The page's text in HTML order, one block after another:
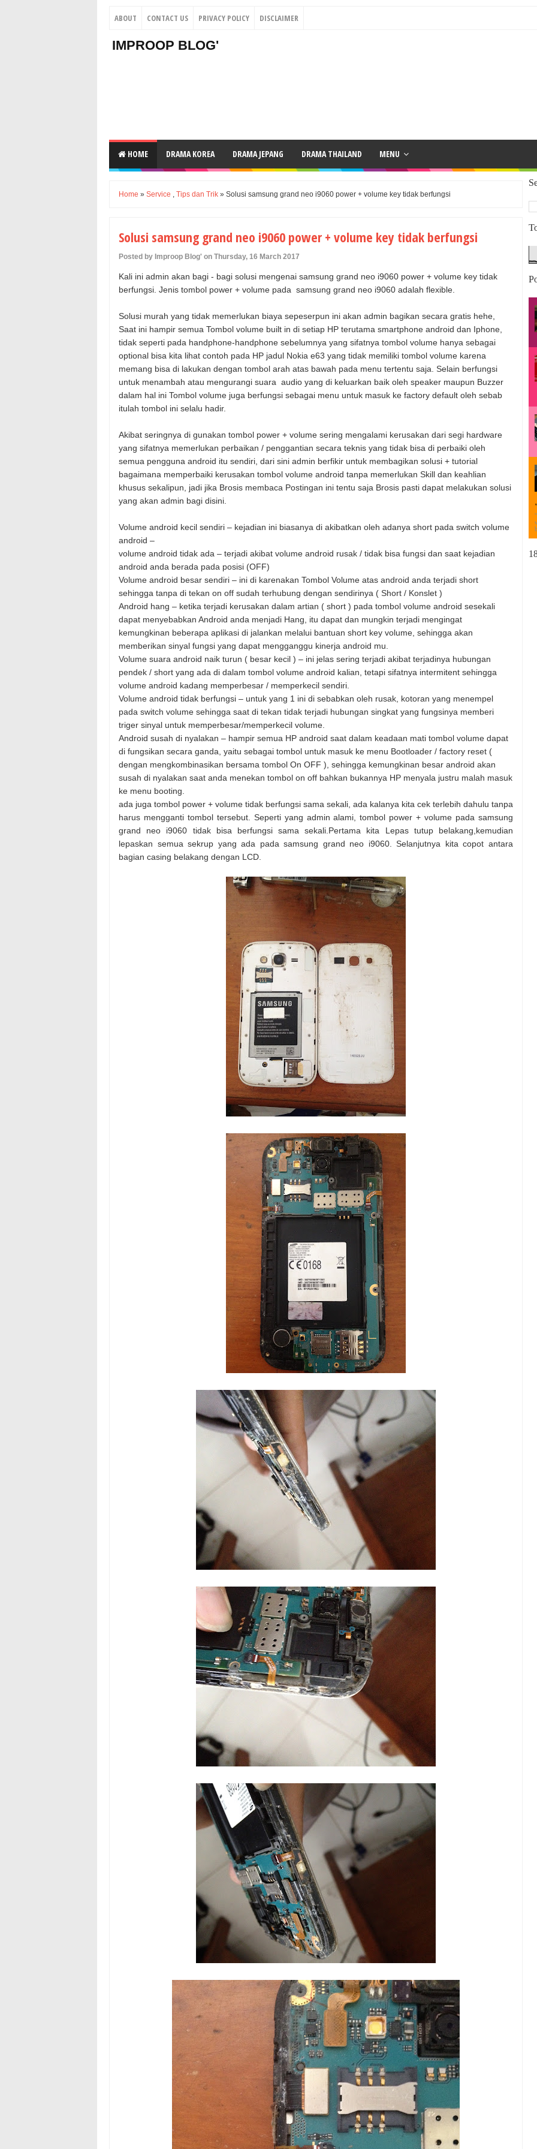
ABOUT CONTACT US PRIVACY POLICY DISCLAIMER
IMPROOP BLOG'
HOME DRAMA KOREA DRAMA JEPANG DRAMA THAILAND MENU
Home » Service , Tips dan Trik » Solusi samsung grand neo i9060 power + volume key tidak berfungsi
Solusi samsung grand neo i9060 power + volume key tidak berfungsi
Posted by Improop Blog' on Thursday, 16 March 2017
Kali ini admin akan bagi - bagi solusi mengenai samsung grand neo i9060 power + volume key tidak
berfungsi. Jenis tombol power + volume pada samsung grand neo i9060 adalah flexible.
Solusi murah yang tidak memerlukan biaya sepeserpun ini akan admin bagikan secara gratis hehe,
Saat ini hampir semua Tombol volume built in di setiap HP terutama smartphone android dan Iphone,
tidak seperti pada handphone-handphone sebelumnya yang sifatnya tombol volume hanya sebagai
optional bisa kita lihat contoh pada HP jadul Nokia e63 yang tidak memiliki tombol volume karena
memang bisa di lakukan dengan tombol arah atas bawah pada menu tertentu saja. Selain berfungsi
untuk menambah atau mengurangi suara audio yang di keluarkan baik oleh speaker maupun Buzzer
dalam hal ini Tombol volume juga berfungsi sebagai menu untuk masuk ke factory default oleh sebab
itulah tombol ini selalu hadir.
Akibat seringnya di gunakan tombol power + volume sering mengalami kerusakan dari segi hardware
yang sifatnya memerlukan perbaikan / penggantian secara teknis yang tidak bisa di perbaiki oleh
semua pengguna android itu sendiri, dari sini admin berfikir untuk membagikan solusi + tutorial
bagaimana memperbaiki kerusakan tombol volume android tanpa memerlukan Skill dan keahlian
khusus sekalipun, jadi jika Brosis membaca Postingan ini tentu saja Brosis pasti dapat melakukan solusi
yang akan admin bagi disini.
Volume android kecil sendiri – kejadian ini biasanya di akibatkan oleh adanya short pada switch volume
android –
volume android tidak ada – terjadi akibat volume android rusak / tidak bisa fungsi dan saat kejadian
android anda berada pada posisi (OFF)
Volume android besar sendiri – ini di karenakan Tombol Volume atas android anda terjadi short
sehingga tanpa di tekan on off sudah terhubung dengan sendirinya ( Short / Konslet )
Android hang – ketika terjadi kerusakan dalam artian ( short ) pada tombol volume android sesekali
dapat menyebabkan Android anda menjadi Hang, itu dapat dan mungkin terjadi mengingat
kemungkinan beberapa aplikasi di jalankan melalui bantuan short key volume, sehingga akan
memberikan sinyal fungsi yang dapat mengganggu kinerja android mu.
Volume suara android naik turun ( besar kecil ) – ini jelas sering terjadi akibat terjadinya hubungan
pendek / short yang ada di dalam tombol volume android kalian, tetapi sifatnya intermitent sehingga
volume android kadang memperbesar / memperkecil sendiri.
Volume android tidak berfungsi – untuk yang 1 ini di sebabkan oleh rusak, kotoran yang menempel
pada switch volume sehingga saat di tekan tidak terjadi hubungan singkat yang fungsinya memberi
triger sinyal untuk memperbesar/memperkecil volume.
Android susah di nyalakan – hampir semua HP android saat dalam keadaan mati tombol volume dapat
di fungsikan secara ganda, yaitu sebagai tombol untuk masuk ke menu Bootloader / factory reset (
dengan mengkombinasikan bersama tombol On OFF ), sehingga kemungkinan besar android akan
susah di nyalakan saat anda menekan tombol on off bahkan bukannya HP menyala justru malah masuk
ke menu booting.
ada juga tombol power + volume tidak berfungsi sama sekali, ada kalanya kita cek terlebih dahulu tanpa
harus mengganti tombol tersebut. Seperti yang admin alami, tombol power + volume pada samsung
grand neo i9060 tidak bisa berfungsi sama sekali.Pertama kita Lepas tutup belakang,kemudian
lepaskan semua sekrup yang ada pada samsung grand neo i9060. Selanjutnya kita copot antara
bagian casing belakang dengan LCD.